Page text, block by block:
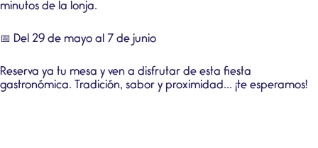
minutos de la lonja.
📅 Del 29 de mayo al 7 de junio
Reserva ya tu mesa y ven a disfrutar de esta fiesta
gastronómica. Tradición, sabor y proximidad... ¡te esperamos!